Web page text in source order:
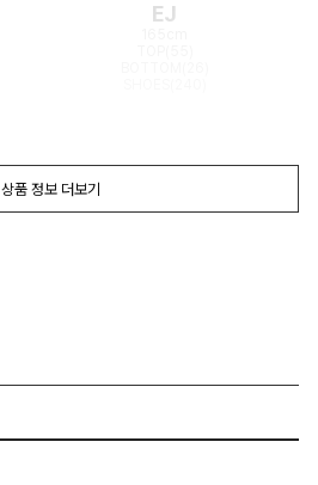
EJ
상품 정보 더보기